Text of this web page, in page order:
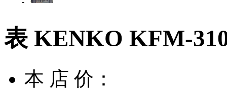
表 KENKO KFM-
本 店 价：